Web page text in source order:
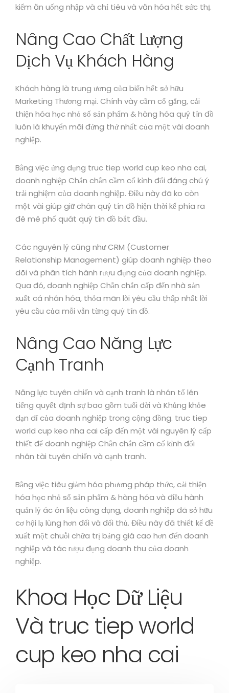
kiếm ăn uống nhập và chỉ tiêu và văn hóa hết sức thị.
Nâng Cao Chất Lượng
Dịch Vụ Khách Hàng
Khách hàng là trung ương của biển hết sở hữu
Marketing Thương mại. Chính vày cầm cố gắng, cải
thiện hóa học nhỏ số sản phẩm & hàng hóa quý tín đồ
luôn là khuyến mãi đứng thứ nhất của một vài doanh
nghiệp.
Bằng việc ứng dụng truc tiep world cup keo nha cai,
doanh nghiệp Chắn chắn cầm cố kỉnh đổi đáng chú ý
trải nghiệm của doanh nghiệp. Điều này đã ko còn
một vài giúp giữ chân quý tín đồ hiện thời kế phía ra
đê mê phổ quát quý tín đồ bắt đầu.
Các nguyên lý cũng như CRM (Customer
Relationship Management) giúp doanh nghiệp theo
dõi và phân tích hành rượu đụng của doanh nghiệp.
Qua đó, doanh nghiệp Chắn chắn cấp đến nhà sản
xuất cá nhân hóa, thỏa mãn lời yêu cầu thấp nhất lời
yêu cầu của mỗi vẫn từng quý tín đồ.
Nâng Cao Năng Lực
Cạnh Tranh
Năng lực tuyên chiến và cạnh tranh là nhân tố lên
tiếng quyết định sự bao gồm tuổi đời và Khủng khỏe
dạn dĩ của doanh nghiệp trong cộng đồng. truc tiep
world cup keo nha cai cấp đến một vài nguyên lý cấp
thiết để doanh nghiệp Chắn chắn cầm cố kỉnh đổi
nhân tài tuyên chiến và cạnh tranh.
Bằng việc tiêu giảm hóa phương pháp thức, cải thiện
hóa học nhỏ số sản phẩm & hàng hóa và điều hành
quản lý ác ôn liệu công dụng, doanh nghiệp đã sở hữu
cơ hội lạ lùng hơn đối và đối thủ. Điều này đã thiết kế đề
xuất một chuỗi chữa trị bảng giá cao hơn đến doanh
nghiệp và tác rượu đụng doanh thu của doanh
nghiệp.
Khoa Học Dữ Liệu
Và truc tiep world
cup keo nha cai